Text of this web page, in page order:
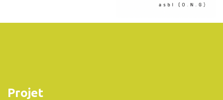
Projet